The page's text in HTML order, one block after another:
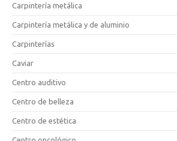
Carpintería metálica
Carpintería metálica y de aluminio
Carpinterías
Caviar
Centro auditivo
Centro de belleza
Centro de estética